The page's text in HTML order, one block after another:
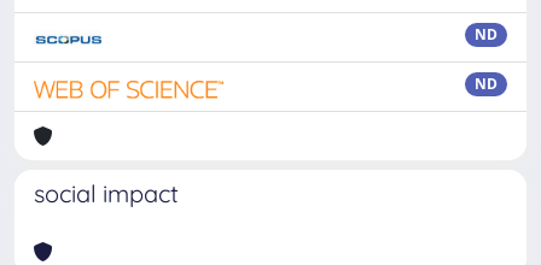
ND
ND
social impact